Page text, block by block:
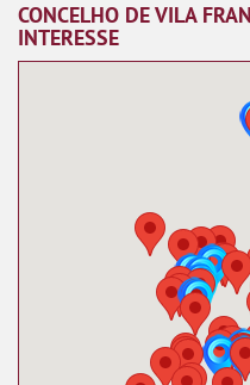
CONCELHO DE VILA
INTERESSE